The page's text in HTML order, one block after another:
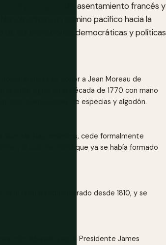
y comprimida: asentamiento francés y
un camino pacífico hacia la
de las transiciones democráticas y políticas
en honor a Jean Moreau de
sigue en la década de 1770 con mano
plantaciones de especias y algodón.
Guerras Napoleónicas, cede formalmente
y la cultura criolla que ya se había formado
que la había administrado desde 1810, y se
liderado por el Presidente James